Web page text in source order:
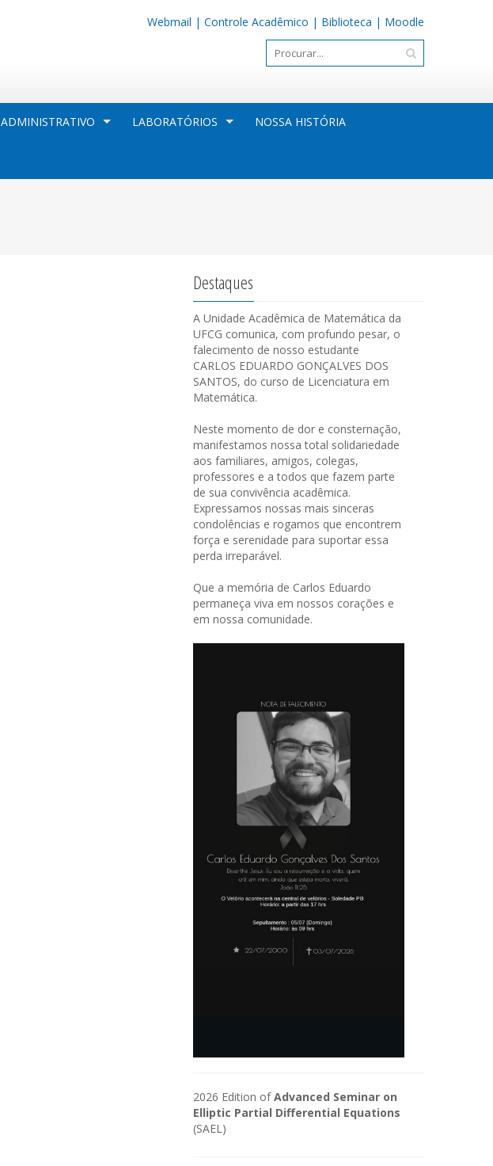
Webmail | Controle Acadêmico | Biblioteca | Moodle
ADMINISTRATIVO LABORATÓRIOS NOSSA HISTÓRIA
Destaques
A Unidade Acadêmica de Matemática da
UFCG comunica, com profundo pesar, o
falecimento de nosso estudante
CARLOS EDUARDO GONÇALVES DOS
SANTOS, do curso de Licenciatura em
Matemática.
Neste momento de dor e consternação,
manifestamos nossa total solidariedade
aos familiares, amigos, colegas,
professores e a todos que fazem parte
de sua convivência acadêmica.
Expressamos nossas mais sinceras
condolências e rogamos que encontrem
força e serenidade para suportar essa
perda irreparável.
Que a memória de Carlos Eduardo
permaneça viva em nossos corações e
em nossa comunidade.
2026 Edition ofAdvanced Seminar on
Elliptic Partial Differential Equations
(SAEL)